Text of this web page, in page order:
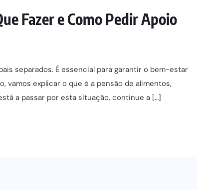
Fazer e Como Pedir Apoio
separados. É essencial para garantir o bem-estar
vamos explicar o que é a pensão de alimentos,
a passar por esta situação, continue a […]